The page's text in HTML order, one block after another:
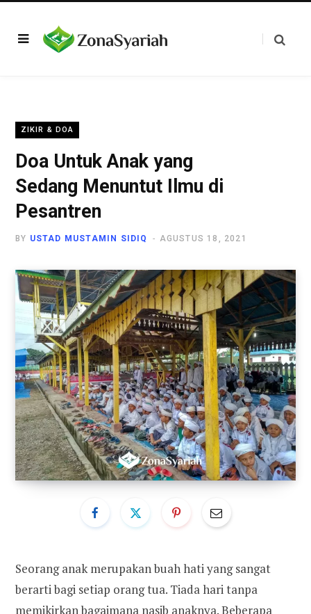
ZIKIR & DOA
Doa Untuk Anak yang
Sedang Menuntut Ilmu di
Pesantren
BY USTAD MUSTAMIN SIDIQ AGUSTUS 18, 2021
Seorang anak merupakan buah hati yang sangat
berarti bagi setiap orang tua. Tiada hari tanpa
memikirkan bagaimana nasib anaknya. Beberapa